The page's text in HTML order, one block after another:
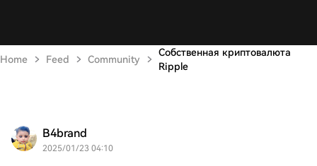
Home Feed Community
Собственная криптовалюта
Ripple
B4brand
2025/01/23 04:10